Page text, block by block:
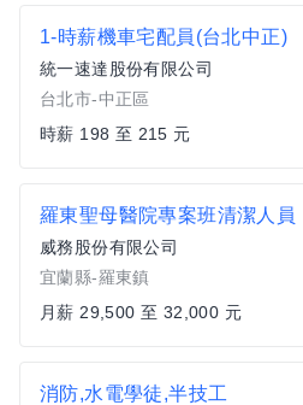
1-時薪機車宅配員(台北中正)
統一速達股份有限公司
台北市-中正區
時薪 198 至 215 元
羅東聖母醫院專案班清潔人員
威務股份有限公司
宜蘭縣-羅東鎮
月薪 29,500 至 32,000 元
消防,水電學徒,半技工